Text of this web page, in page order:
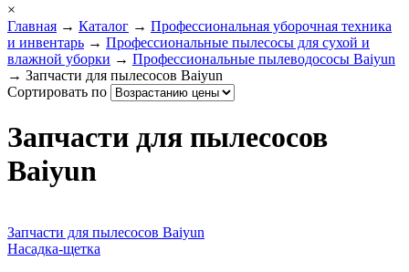
×
Главная → Каталог → Профессиональная уборочная техника
и инвентарь → Профессиональные пылесосы для сухой и
влажной уборки → Профессиональные пылеводососы Baiyun
→ Запчасти для пылесосов Baiyun
Сортировать по
Запчасти для пылесосов
Baiyun
Запчасти для пылесосов Baiyun
Насадка-щетка